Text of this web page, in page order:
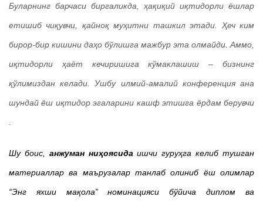
Буларнинг барчаси биргаликда, ҳақиқий иқтидорли ёшлар
етишиб чиқувчи, қайноқ муҳитни ташкил этади. Ҳеч ким
бирор-бир кишини даҳо бўлишга мажбур эта олмайди. Аммо,
иқтидорли ҳаёт кечиришига кўмаклашиш – бизнинг
қўлимиздан келади. Ушбу илмий-амалий конференция ана
шундай ёш иқтидор эгаларини кашф этишга ёрдам берувчи
Шу боис, анжуман ниҳоясидаишчи гуруҳга келиб тушган
материаллар ва маърузалар танлаб олиниб ёш олимлар
“Энг яхши мақола” номинацияси бўйича диплом ва